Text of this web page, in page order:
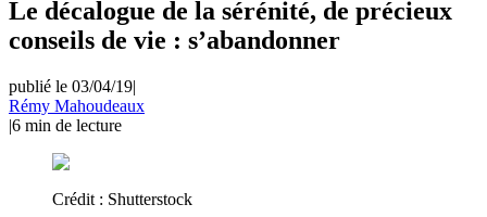
Le décalogue de la sérénité, de précieux
conseils de vie : s’abandonner
publié le 03/04/19|
Rémy Mahoudeaux
|6 min de lecture
Crédit : Shutterstock